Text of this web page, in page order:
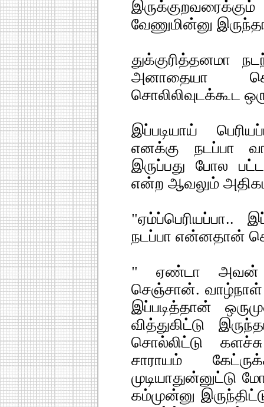
வேணுமின்னு
துக்குரித்தனமா
அனாதையா
சொலிலிவுடக்கூட
இப்படியாய்
எனக்கு நடப்பா
இருப்பது போல
என்ற ஆவலும்
"ஏம்ப்பெரியப்பா..
நடப்பா என்னதான்
" ஏண்டா அவன்
செஞ்சான். வாழ்நாள்
இப்படித்தான்
வித்துகிட்டு
சொல்லிட்டு
சாராயம்
முடியாதுன்னுட்டு
கம்முன்னு